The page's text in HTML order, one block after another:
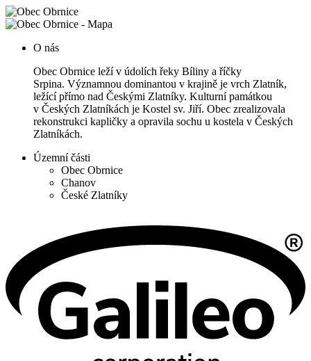
O nás
Obec Obrnice leží v údolích řeky Bíliny a říčky
Srpina. Významnou dominantou v krajině je vrch Zlatník,
ležící přímo nad Českými Zlatníky. Kulturní památkou
v Českých Zlatníkách je Kostel sv. Jiří. Obec zrealizovala
rekonstrukci kapličky a opravila sochu u kostela v Českých
Zlatníkách.
Územní části
Obec Obrnice
Chanov
České Zlatníky